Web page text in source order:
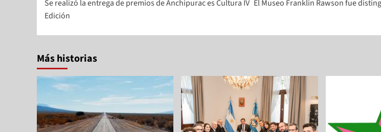
Se realizó la entrega de premios de Anchipurac es Cultura IV
Edición
El Museo Franklin Rawson fue
Más historias